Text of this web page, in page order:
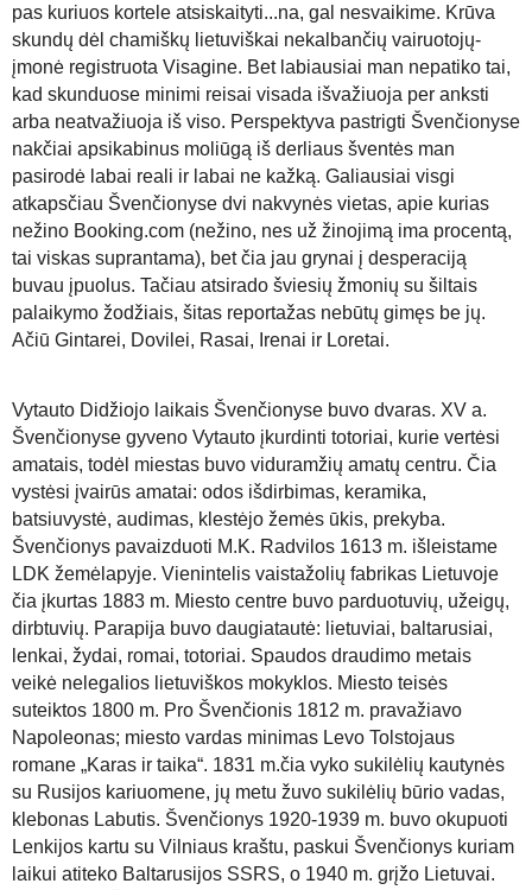
pas kuriuos kortele atsiskaityti...na, gal nesvaikime. Krūva
skundų dėl chamiškų lietuviškai nekalbančių vairuotojų-
įmonė registruota Visagine. Bet labiausiai man nepatiko tai,
kad skunduose minimi reisai visada išvažiuoja per anksti
arba neatvažiuoja iš viso. Perspektyva pastrigti Švenčionyse
nakčiai apsikabinus moliūgą iš derliaus šventės man
pasirodė labai reali ir labai ne kažką. Galiausiai visgi
atkapsčiau Švenčionyse dvi nakvynės vietas, apie kurias
nežino Booking.com (nežino, nes už žinojimą ima procentą,
tai viskas suprantama), bet čia jau grynai į desperaciją
buvau įpuolus. Tačiau atsirado šviesių žmonių su šiltais
palaikymo žodžiais, šitas reportažas nebūtų gimęs be jų.
Ačiū Gintarei, Dovilei, Rasai, Irenai ir Loretai.
Vytauto Didžiojo laikais Švenčionyse buvo dvaras. XV a.
Švenčionyse gyveno Vytauto įkurdinti totoriai, kurie vertėsi
amatais, todėl miestas buvo viduramžių amatų centru. Čia
vystėsi įvairūs amatai: odos išdirbimas, keramika,
batsiuvystė, audimas, klestėjo žemės ūkis, prekyba.
Švenčionys pavaizduoti M.K. Radvilos 1613 m. išleistame
LDK žemėlapyje. Vienintelis vaistažolių fabrikas Lietuvoje
čia įkurtas 1883 m. Miesto centre buvo parduotuvių, užeigų,
dirbtuvių. Parapija buvo daugiatautė: lietuviai, baltarusiai,
lenkai, žydai, romai, totoriai. Spaudos draudimo metais
veikė nelegalios lietuviškos mokyklos. Miesto teisės
suteiktos 1800 m. Pro Švenčionis 1812 m. pravažiavo
Napoleonas; miesto vardas minimas Levo Tolstojaus
romane „Karas ir taika“. 1831 m.čia vyko sukilėlių kautynės
su Rusijos kariuomene, jų metu žuvo sukilėlių būrio vadas,
klebonas Labutis. Švenčionys 1920-1939 m. buvo okupuoti
Lenkijos kartu su Vilniaus kraštu, paskui Švenčionys kuriam
laikui atiteko Baltarusijos SSRS, o 1940 m. grįžo Lietuvai.